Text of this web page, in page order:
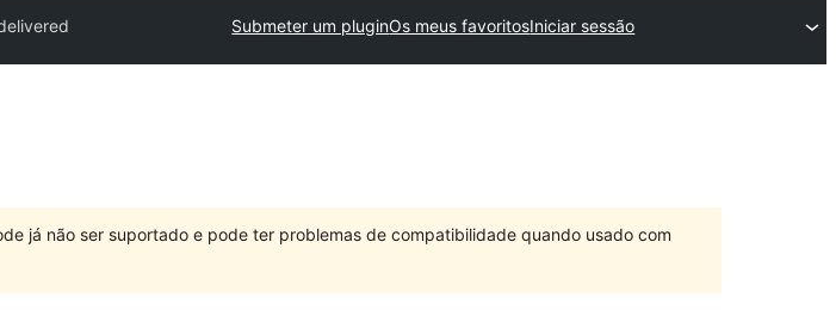
Submeter um pluginOs meus favoritosIniciar sessão
já não ser suportado e pode ter problemas de compatibilidade quando usado com